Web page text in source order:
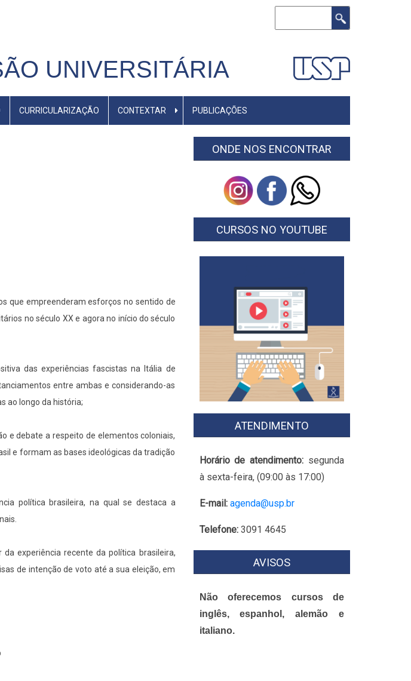
UNIVERSITÁRIA
CURRICULARIZAÇÃO CONTEXTAR PUBLICAÇÕES
que empreenderam esforços no sentido de
no século XX e agora no início do século
das experiências fascistas na Itália de
entre ambas e considerando-as
ao longo da história;
e debate a respeito de elementos coloniais,
e formam as bases ideológicas da tradição
política brasileira, na qual se destaca a
experiência recente da política brasileira,
de intenção de voto até a sua eleição, em
ONDE NOS ENCONTRAR
CURSOS NO YOUTUBE
ATENDIMENTO
Horário de atendimento: segunda
à sexta-feira, (09:00 às 17:00)
E-mail: agenda@usp.br
Telefone:3091 4645
AVISOS
Não oferecemos cursos de
inglês, espanhol, alemão e
italiano.